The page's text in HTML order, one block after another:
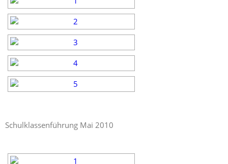
Schulklassenführung Mai 2010